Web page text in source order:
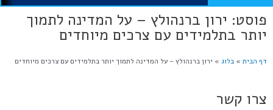
פוסט: ירון ברנהולץ – על המדינה לתמוך
יותר בתלמידים עם צרכים מיוחדים
דף הבית » בלוג » ירון ברנהולץ – על המדינה לתמוך יותר בתלמידים עם צרכים מיוחדים
צרו קשר